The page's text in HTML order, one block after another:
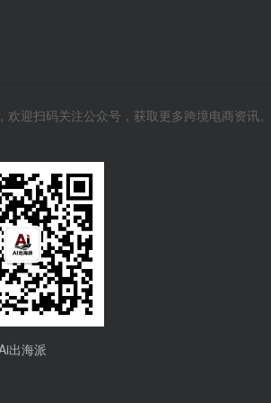
迎扫码关注公众号，获取更多跨境电商资讯。
出海派